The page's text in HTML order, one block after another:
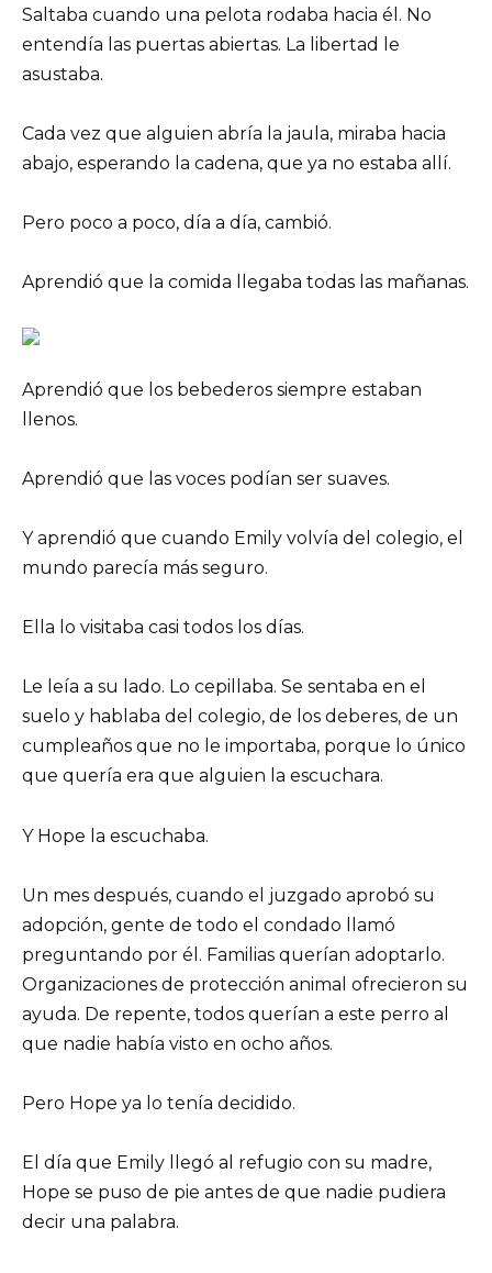
Saltaba cuando una pelota rodaba hacia él. No
entendía las puertas abiertas. La libertad le
asustaba.
Cada vez que alguien abría la jaula, miraba hacia
abajo, esperando la cadena, que ya no estaba allí.
Pero poco a poco, día a día, cambió.
Aprendió que la comida llegaba todas las mañanas.
Aprendió que los bebederos siempre estaban
llenos.
Aprendió que las voces podían ser suaves.
Y aprendió que cuando Emily volvía del colegio, el
mundo parecía más seguro.
Ella lo visitaba casi todos los días.
Le leía a su lado. Lo cepillaba. Se sentaba en el
suelo y hablaba del colegio, de los deberes, de un
cumpleaños que no le importaba, porque lo único
que quería era que alguien la escuchara.
Y Hope la escuchaba.
Un mes después, cuando el juzgado aprobó su
adopción, gente de todo el condado llamó
preguntando por él. Familias querían adoptarlo.
Organizaciones de protección animal ofrecieron su
ayuda. De repente, todos querían a este perro al
que nadie había visto en ocho años.
Pero Hope ya lo tenía decidido.
El día que Emily llegó al refugio con su madre,
Hope se puso de pie antes de que nadie pudiera
decir una palabra.